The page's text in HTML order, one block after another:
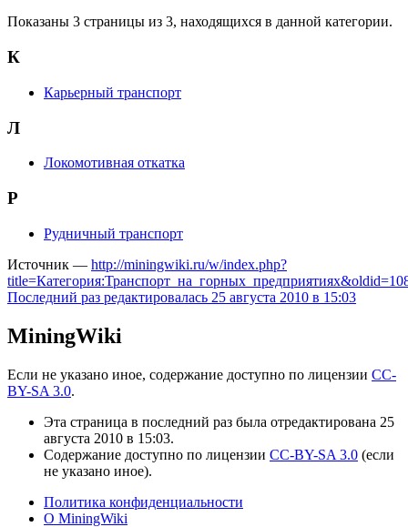
Показаны 3 страницы из 3, находящихся в данной категории.
К
Карьерный транспорт
Л
Локомотивная откатка
Р
Рудничный транспорт
Источник — http://miningwiki.ru/w/index.php?
Последний раз редактировалась 25 августа 2010 в 15:03
MiningWiki
Если не указано иное, содержание доступно по лицензии CC-
BY-SA 3.0.
Эта страница в последний раз была отредактирована 25
августа 2010 в 15:03.
Содержание доступно по лицензии CC-BY-SA 3.0 (если
не указано иное).
Политика конфиденциальности
О MiningWiki